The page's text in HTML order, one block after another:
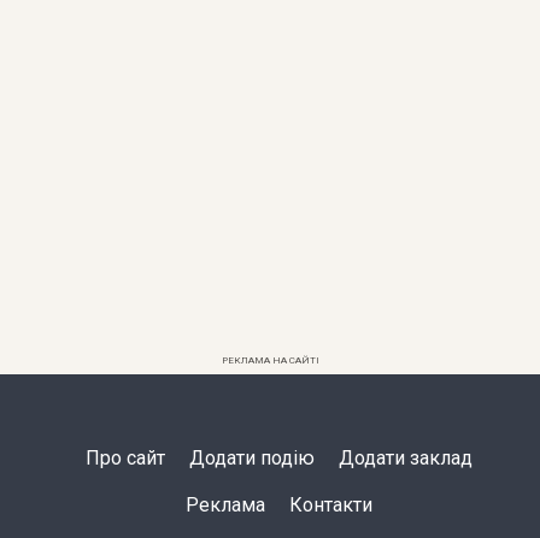
РЕКЛАМА НА САЙТІ
Про сайт Додати подію Додати заклад
Реклама Контакти